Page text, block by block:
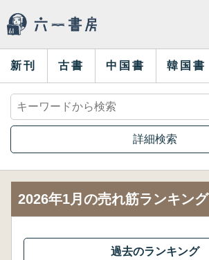
新刊 古書 中国書 韓国書
詳細検索
2026年1月の売れ筋ランキング